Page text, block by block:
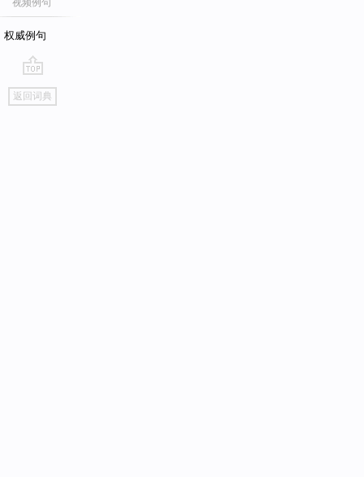
视频例句
权威例句
go
top
返回词典